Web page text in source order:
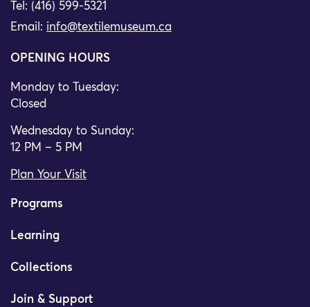
Tel: (416) 599-5321
Email: info@textilemuseum.ca
OPENING HOURS
Monday to Tuesday:
Closed
Wednesday to Sunday:
12 PM – 5 PM
Plan Your Visit
Programs
Learning
Collections
Join & Support